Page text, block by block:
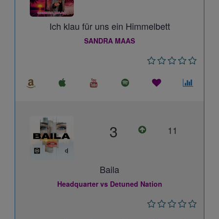
Ich klau für uns ein Himmelbett
SANDRA MAAS
3 11
Baila
Headquarter vs Detuned Nation